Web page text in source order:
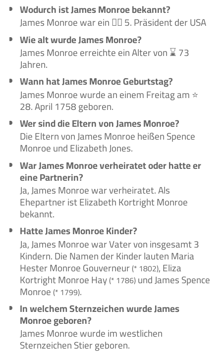
Wodurch ist James Monroe bekannt?
James Monroe war ein 🙋‍♂️ 5. Präsident der USA
Wie alt wurde James Monroe?
James Monroe erreichte ein Alter von ⌛ 73
Jahren.
Wann hat James Monroe Geburtstag?
James Monroe wurde an einem Freitag am ⭐
28. April 1758 geboren.
Wer sind die Eltern von James Monroe?
Die Eltern von James Monroe heißen Spence
Monroe und Elizabeth Jones.
War James Monroe verheiratet oder hatte er
eine Partnerin?
Ja, James Monroe war verheiratet. Als
Ehepartner ist Elizabeth Kortright Monroe
bekannt.
Hatte James Monroe Kinder?
Ja, James Monroe war Vater von insgesamt 3
Kindern. Die Namen der Kinder lauten Maria
Hester Monroe Gouverneur(* 1802), Eliza
Kortright Monroe Hay(* 1786)und James Spence
Monroe(* 1799).
In welchem Sternzeichen wurde James
Monroe geboren?
James Monroe wurde im westlichen
Sternzeichen Stier geboren.